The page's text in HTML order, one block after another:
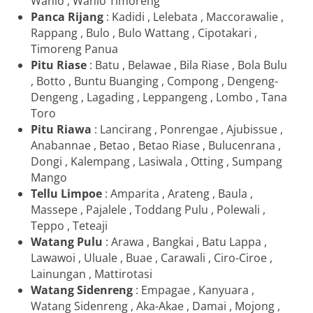
Panca Rijang : Kadidi , Lelebata , Maccorawalie ,
Rappang , Bulo , Bulo Wattang , Cipotakari ,
Timoreng Panua
Pitu Riase : Batu , Belawae , Bila Riase , Bola Bulu
, Botto , Buntu Buanging , Compong , Dengeng-
Dengeng , Lagading , Leppangeng , Lombo , Tana
Toro
Pitu Riawa : Lancirang , Ponrengae , Ajubissue ,
Anabannae , Betao , Betao Riase , Bulucenrana ,
Dongi , Kalempang , Lasiwala , Otting , Sumpang
Mango
Tellu Limpoe : Amparita , Arateng , Baula ,
Massepe , Pajalele , Toddang Pulu , Polewali ,
Teppo , Teteaji
Watang Pulu : Arawa , Bangkai , Batu Lappa ,
Lawawoi , Uluale , Buae , Carawali , Ciro-Ciroe ,
Lainungan , Mattirotasi
Watang Sidenreng : Empagae , Kanyuara ,
Watang Sidenreng , Aka-Akae , Damai , Mojong ,